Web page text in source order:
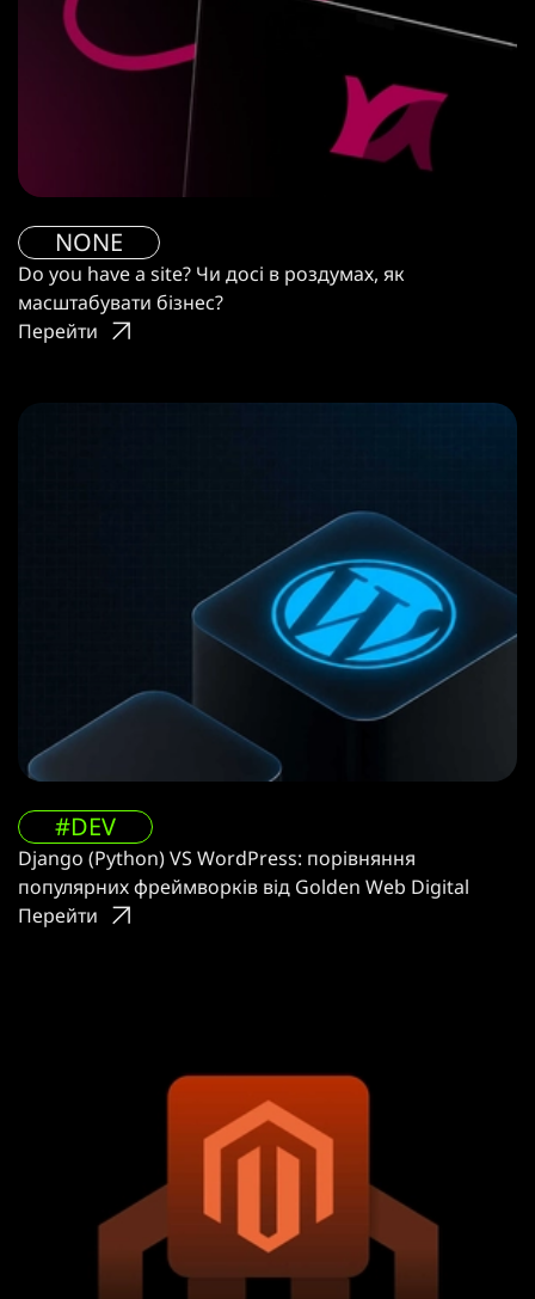
NONE
Do you have a site? Чи досі в роздумах, як
масштабувати бізнес?
Перейти
#DEV
Django (Python) VS WordPress: порівняння
популярних фреймворків від Golden Web Digital
Перейти